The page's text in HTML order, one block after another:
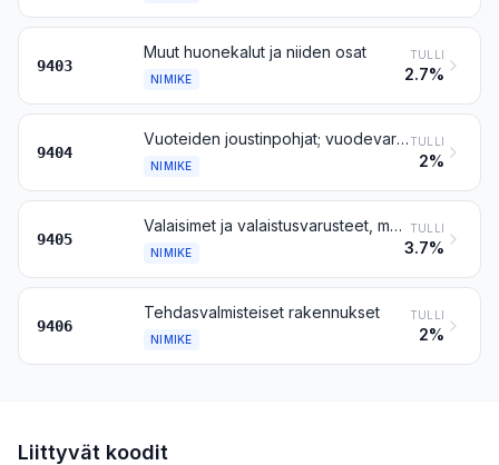
9403
Muut huonekalut ja niiden osat
NIMIKE
TULLI
2.7%
9404
Vuoteiden joustinpohjat; vuodevarusteet ja niiden kaltaiset sisustustavarat (esim. patjat, täytetyt vuodepeitteet, tyynyt ja pielukset), jousitetut tai millä aineella tahansa täytetyt tai pehmustetut tai huokoisesta kumista tai huokoisesta muovista tehdyt, myös verhoamattomat
NIMIKE
TULLI
2%
9405
Valaisimet ja valaistusvarusteet, myös hakuvalot ja valonheittimet, sekä niiden osat, muualle kuulumattomat; valokilvet, kuten valaistut merkit ja valaistut nimikilvet, joissa on pysyvästi asennettu valonlähde, sekä niiden osat, muualle kuulumattomat
NIMIKE
TULLI
3.7%
9406
Tehdasvalmisteiset rakennukset
NIMIKE
TULLI
2%
Liittyvät koodit